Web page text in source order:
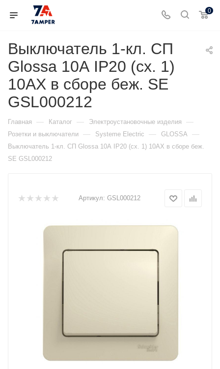
0
Выключатель 1-кл. СП
Glossa 10А IP20 (сх. 1)
10AX в сборе беж. SE
GSL000212
Главная — Каталог — Электроустановочные изделия —
Розетки и выключатели — Systeme Electric — GLOSSA —
Выключатель 1-кл. СП Glossa 10А IP20 (сх. 1) 10AX в сборе беж.
SE GSL000212
Артикул: GSL000212